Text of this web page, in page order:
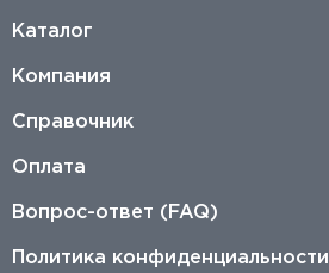
Каталог
Компания
Справочник
Оплата
Вопрос-ответ (FAQ)
Политика конфиденциальности